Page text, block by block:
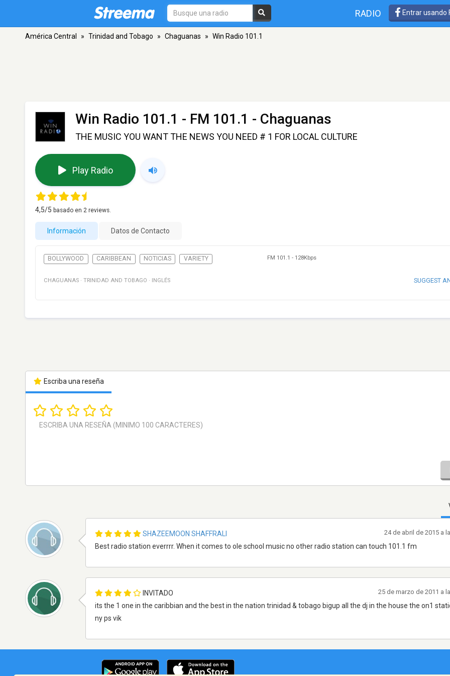
RADIO Entrar usando
América Central » Trinidad and Tobago » Chaguanas » Win Radio 101.1
Win Radio 101.1 - FM 101.1 - Chaguanas
THE MUSIC YOU WANT THE NEWS YOU NEED # 1 FOR LOCAL CULTURE
Play Radio
4,5/5 basado en 2 reviews.
Información Datos de Contacto
BOLLYWOOD CARIBBEAN NOTICIAS VARIETY FM 101.1 - 128Kbps
CHAGUANAS · TRINIDAD AND TOBAGO · INGLÉS SUGGEST
Escriba una reseña
SHAZEEMOON SHAFFRALI
Best radio station everrrr. When it comes to ole school music no other radio station can touch 101.1 fm
24 de abril de 2015 a
INVITADO
its the 1 one in the caribbian and the best in the nation trinidad & tobago bigup all the dj in the house the on1
ny ps vik
25 de marzo de 2011 a